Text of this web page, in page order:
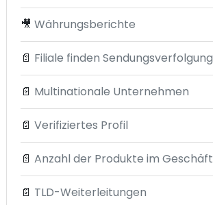
🎥 Währungsberichte
📄 Filiale finden Sendungsverfolgung
📄 Multinationale Unternehmen
📄 Verifiziertes Profil
📄 Anzahl der Produkte im Geschäft
📄 TLD-Weiterleitungen